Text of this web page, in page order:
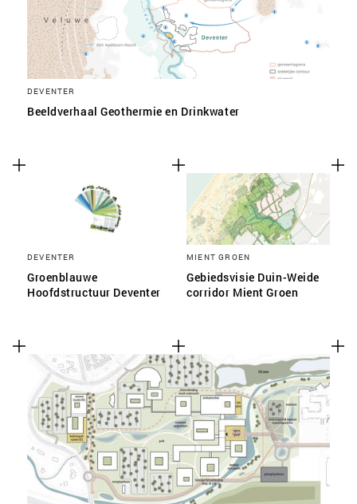
DEVENTER
Beeldverhaal Geothermie en Drinkwater
DEVENTER
Groenblauwe
Hoofdstructuur Deventer
MIENT GROEN
Gebiedsvisie Duin-Weide
corridor Mient Groen